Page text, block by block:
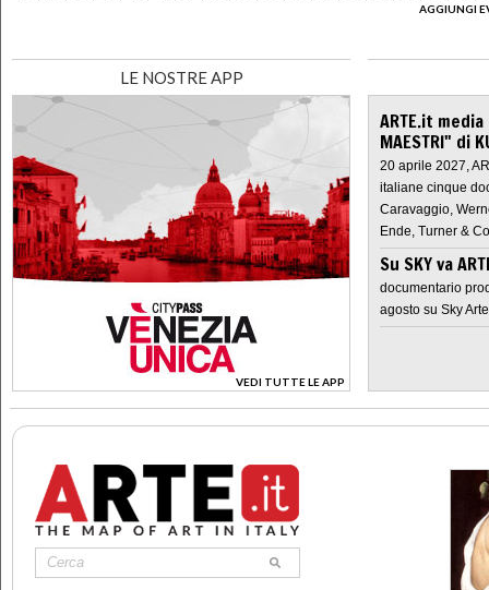
AGGIUNGI
LE NOSTRE APP
VEDI TUTTE LE APP
>
ARTE.it
MAESTRI" di
20 aprile 2027,
italiane cinque
Caravaggio,
Ende, Turner &
Su SKY va
documentario
agosto su Sky Arte